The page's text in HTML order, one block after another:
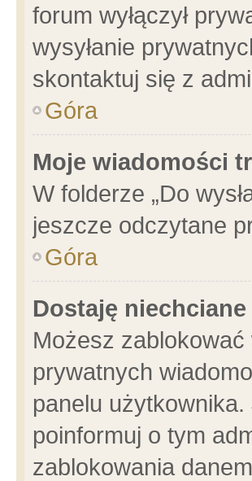
forum wyłączył
wysyłanie
skontaktuj się z
Góra
Moje wiadomości
W folderze „Do
jeszcze odczytane
Góra
Dostaję
Możesz
prywatnych
panelu
poinformuj o tym
zablokowania